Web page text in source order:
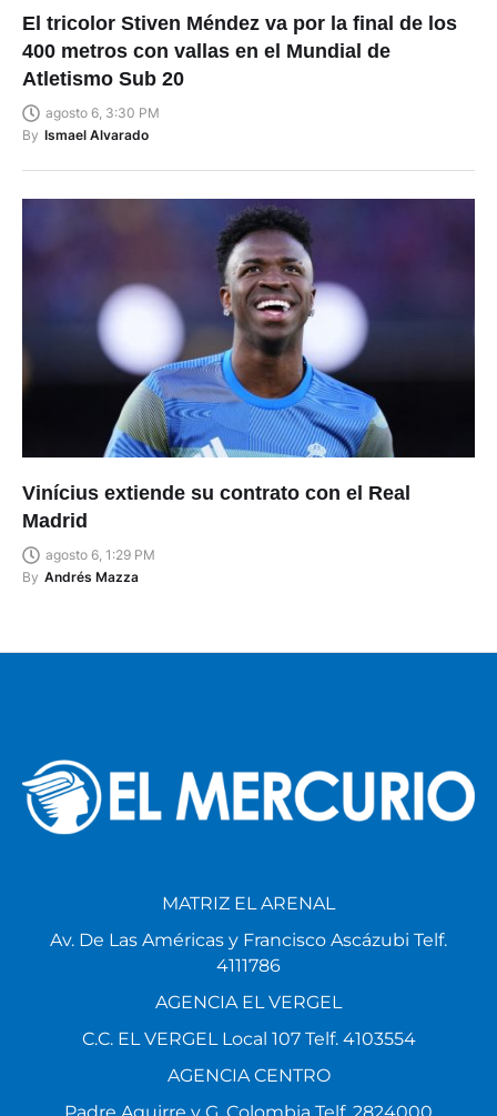
El tricolor Stiven Méndez va por la final de los
400 metros con vallas en el Mundial de
Atletismo Sub 20
agosto 6, 3:30 PM
By Ismael Alvarado
Vinícius extiende su contrato con el Real
Madrid
agosto 6, 1:29 PM
By Andrés Mazza
MATRIZ EL ARENAL
Av. De Las Américas y Francisco Ascázubi Telf.
4111786
AGENCIA EL VERGEL
C.C. EL VERGEL Local 107 Telf. 4103554
AGENCIA CENTRO
Padre Aguirre y G. Colombia Telf. 2824000